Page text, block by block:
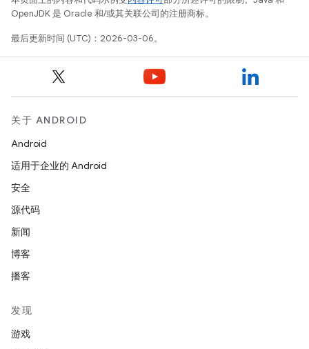
OpenJDK 是 Oracle 和/或其关联公司的注册商标。
最后更新时间 (UTC)：2026-03-06。
关于 ANDROID
Android
适用于企业的 Android
安全
源代码
新闻
博客
播客
发现
游戏